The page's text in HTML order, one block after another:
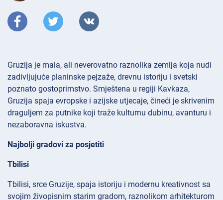
Gruzija je mala, ali neverovatno raznolika zemlja koja nudi
zadivljujuće planinske pejzaže, drevnu istoriju i svetski
poznato gostoprimstvo. Smještena u regiji Kavkaza,
Gruzija spaja evropske i azijske utjecaje, čineći je skrivenim
draguljem za putnike koji traže kulturnu dubinu, avanturu i
nezaboravna iskustva.
Najbolji gradovi za posjetiti
Tbilisi
Tbilisi, srce Gruzije, spaja istoriju i modernu kreativnost sa
svojim živopisnim starim gradom, raznolikom arhitekturom